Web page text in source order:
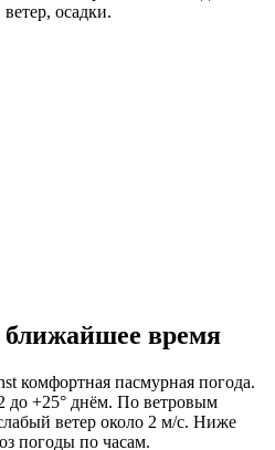
осадки.
ближайшее время
комфортная пасмурная погода.
до +25° днём. По ветровым
ветер около 2 м/с. Ниже
погоды по часам.